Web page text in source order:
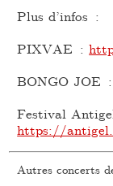
Plus d’infos :
PIXVAE :
BONGO JOE
Festival
https://
Autres concerts